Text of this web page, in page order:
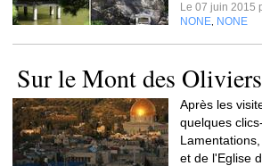
Le 07 juin 2015
NONE NONE
Sur le Mont des
Après les
quelques
et de l'Eglise